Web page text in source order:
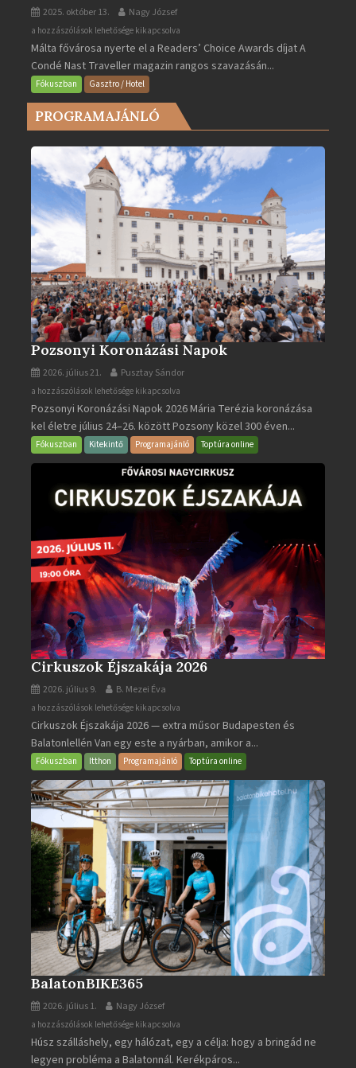
2025. október 13. Nagy József
Valletta
lett
Európa
legjobb
városa
2025-
bejegyzéshez
a hozzászólások lehetősége kikapcsolva
Málta fővárosa nyerte el a Readers’ Choice Awards díjat A
Condé Nast Traveller magazin rangos szavazásán...
Fókuszban Gasztro / Hotel
PROGRAMAJÁNLÓ
Pozsonyi Koronázási Napok
2026. július 21. Pusztay Sándor
Pozsonyi
Koronázási
Napok
bejegyzéshez
a hozzászólások lehetősége kikapcsolva
Pozsonyi Koronázási Napok 2026 Mária Terézia koronázása
kel életre július 24–26. között Pozsony közel 300 éven...
Fókuszban Kitekintő Programajánló Toptúra online
Cirkuszok Éjszakája 2026
2026. július 9. B. Mezei Éva
Cirkuszok
Éjszakája
2026
bejegyzéshez
a hozzászólások lehetősége kikapcsolva
Cirkuszok Éjszakája 2026 — extra műsor Budapesten és
Balatonlellén Van egy este a nyárban, amikor a...
Fókuszban Itthon Programajánló Toptúra online
BalatonBIKE365
2026. július 1. Nagy József
BalatonBIKE365
bejegyzéshez
a hozzászólások lehetősége kikapcsolva
Húsz szálláshely, egy hálózat, egy a célja: hogy a bringád ne
legyen probléma a Balatonnál. Kerékpáros...